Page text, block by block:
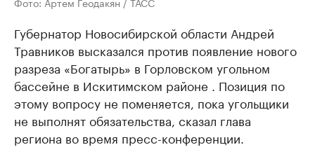
Губернатор Новосибирской области Андрей
Травников высказался против появление нового
разреза «Богатырь» в Горловском угольном
бассейне в Искитимском районе . Позиция по
этому вопросу не поменяется, пока угольщики
не выполнят обязательства, сказал глава
региона во время пресс-конференции.